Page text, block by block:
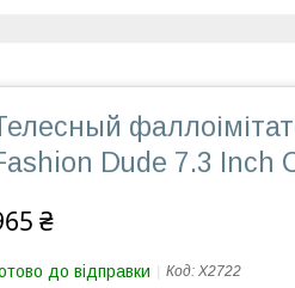
Dude 7.3 Inch
₴
до відправки Код: X2722